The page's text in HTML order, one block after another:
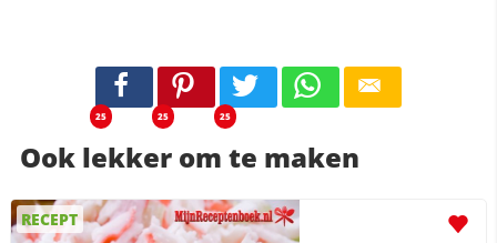
25 25 25
Ook lekker om te maken
RECEPT